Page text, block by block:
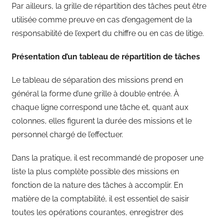
Par ailleurs, la grille de répartition des tâches peut être
utilisée comme preuve en cas d’engagement de la
responsabilité de l’expert du chiffre ou en cas de litige.
Présentation d’un tableau de répartition de tâches
Le tableau de séparation des missions prend en
général la forme d’une grille à double entrée. À
chaque ligne correspond une tâche et, quant aux
colonnes, elles figurent la durée des missions et le
personnel chargé de l’effectuer.
Dans la pratique, il est recommandé de proposer une
liste la plus complète possible des missions en
fonction de la nature des tâches à accomplir. En
matière de la comptabilité, il est essentiel de saisir
toutes les opérations courantes, enregistrer des